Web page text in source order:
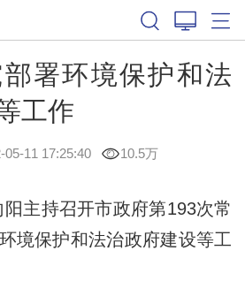
署环境保护和法
工作
05-11 17:25:40 10.5万
持召开市政府第193次常
境保护和法治政府建设等工